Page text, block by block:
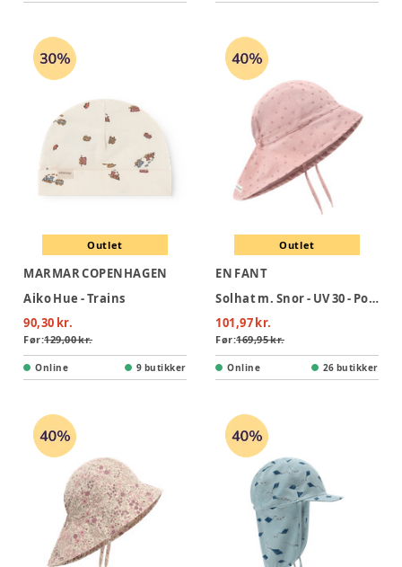
Outlet
MARMAR COPENHAGEN
Aiko Hue - Trains
90,30 kr.
Før:129,00 kr.
Online 9 butikker
Outlet
EN FANT
Solhat m. Snor - UV 30 - Potpourri
101,97 kr.
Før:169,95 kr.
Online 26 butikker